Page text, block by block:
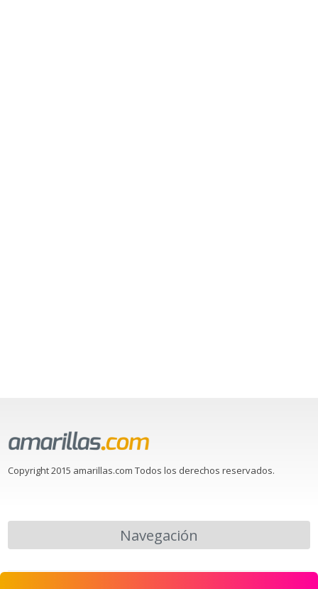
Copyright 2015 amarillas.com Todos los derechos reservados.
Navegación